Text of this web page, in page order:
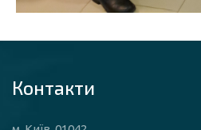
Контакти